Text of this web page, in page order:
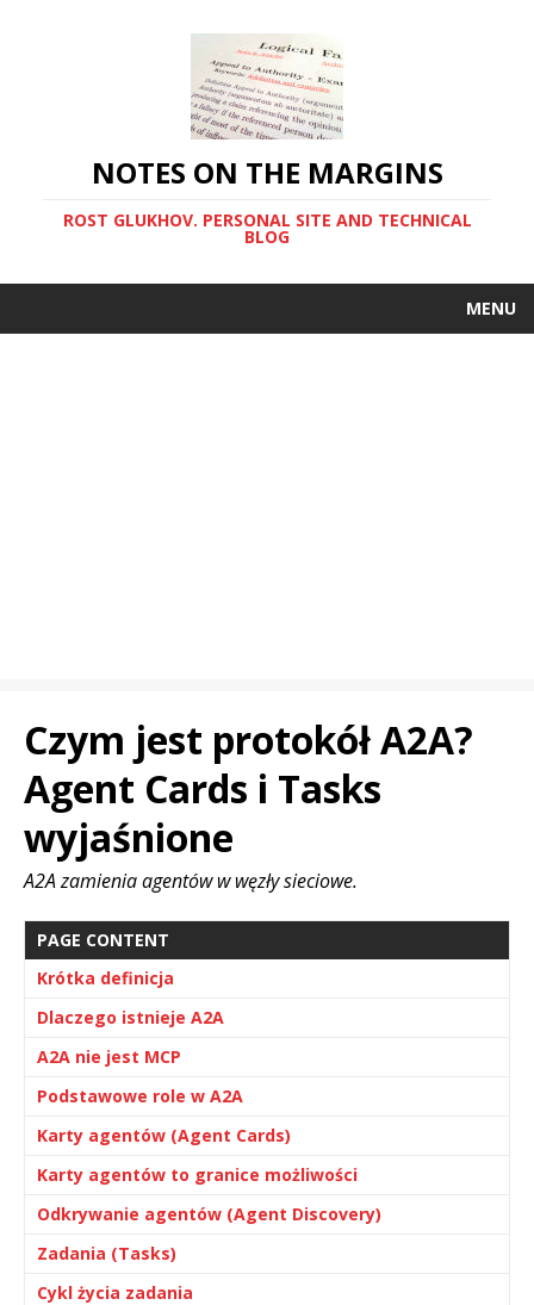
NOTES ON THE MARGINS
ROST GLUKHOV. PERSONAL SITE AND TECHNICAL
BLOG
MENU
Czym jest protokół A2A?
Agent Cards i Tasks
wyjaśnione
A2A zamienia agentów w węzły sieciowe.
PAGE CONTENT
Krótka definicja
Dlaczego istnieje A2A
A2A nie jest MCP
Podstawowe role w A2A
Karty agentów (Agent Cards)
Karty agentów to granice możliwości
Odkrywanie agentów (Agent Discovery)
Zadania (Tasks)
Cykl życia zadania